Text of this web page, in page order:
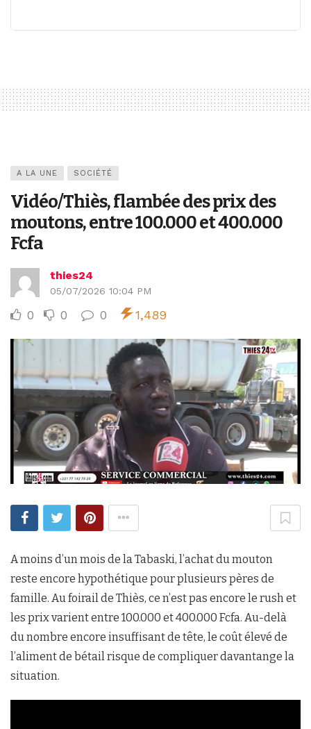
A LA UNE SOCIÉTÉ
Vidéo/Thiès, flambée des prix des
moutons, entre 100.000 et 400.000
Fcfa
thies24
05/07/2026 10:04 PM
0 0 0 1,489
A moins d’un mois de la Tabaski, l’achat du mouton
reste encore hypothétique pour plusieurs pères de
famille. Au foirail de Thiès, ce n’est pas encore le rush et
les prix varient entre 100.000 et 400.000 Fcfa. Au-delà
du nombre encore insuffisant de tête, le coût élevé de
l’aliment de bétail risque de compliquer davantange la
situation.